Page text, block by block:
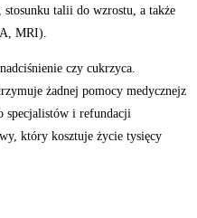
talii do wzrostu, a także
MRI).
czy cukrzyca.
żadnej pomocy medycznejz
specjalistów i refundacji
który kosztuje życie tysięcy